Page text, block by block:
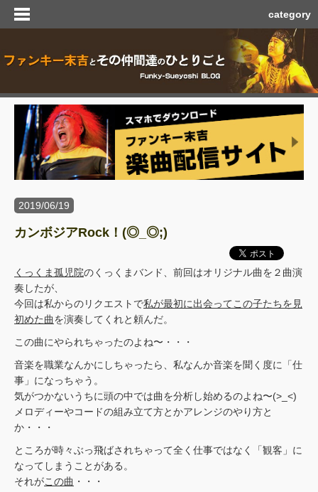
category
2019/06/19
カンボジアRock！(◎_◎;)
くっくま孤児院のくっくまバンド、前回はオリジナル曲を２曲演
奏したが、
今回は私からのリクエストで私が最初に出会ってこの子たちを見
初めた曲を演奏してくれと頼んだ。
この曲にやられちゃったのよね〜・・・
音楽を職業なんかにしちゃったら、私なんか音楽を聞く度に「仕
事」になっちゃう。
気がつかないうちに頭の中では曲を分析し始めるのよね〜(>_<)
メロディーやコードの組み立て方とかアレンジのやり方と
か・・・
ところが時々ぶっ飛ばされちゃって全く仕事ではなく「観客」に
なってしまうことがある。
それがこの曲 ・・・